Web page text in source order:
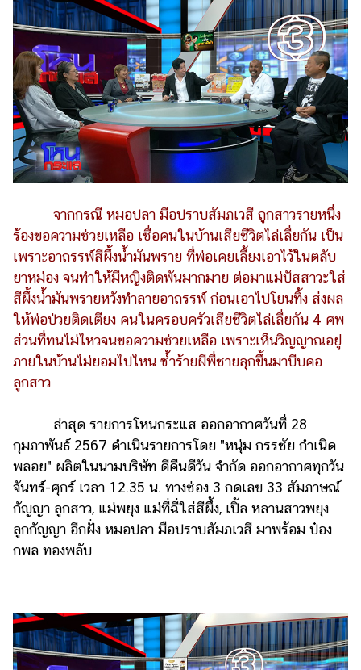
วง
ผู้
หญิง
ผู้ชาย
สุขภาพ
ท่อง
เที่ยว
อาหาร
ง่ายๆ
ช้อป
ปิ้ง
รถยนต์
บ้าน
และ
ตกแต่ง
มือ
ถือ
ราคา
ทอง
ราคา
วา
ไร
ตี้
จากกรณี หมอปลา มือปราบสัมภเวสี ถูกสาวรายหนึ่ง
ร้องขอความช่วยเหลือ เชื่อคนในบ้านเสียชีวิตไล่เลี่ยกัน เป็น
เพราะอาถรรพ์สีผึ้งน้ำมันพราย ที่พ่อเคยเลี้ยงเอาไว้ในตลับ
ยาหม่อง จนทำให้มีหญิงติดพันมากมาย ต่อมาแม่ปัสสาวะใส่
สีผึ้งน้ำมันพรายหวังทำลายอาถรรพ์ ก่อนเอาไปโยนทิ้ง ส่งผล
ให้พ่อป่วยติดเตียง คนในครอบครัวเสียชีวิตไล่เลี่ยกัน 4 ศพ
ส่วนที่ทนไม่ไหวจนขอความช่วยเหลือ เพราะเห็นวิญญาณอยู่
ภายในบ้านไม่ยอมไปไหน ซ้ำร้ายผีพี่ชายลุกขึ้นมาบีบคอ
ลูกสาว
ล่าสุด รายการโหนกระแส ออกอากาศวันที่ 28
กุมภาพันธ์ 2567 ดำเนินรายการโดย "หนุ่ม กรรชัย กำเนิด
พลอย" ผลิตในนามบริษัท ดีคืนดีวัน จำกัด ออกอากาศทุกวัน
จันทร์-ศุกร์ เวลา 12.35 น. ทางช่อง 3 กดเลข 33 สัมภาษณ์
กัญญา ลูกสาว, แม่พยุง แม่ที่ฉี่ใส่สีผึ้ง, เปิ้ล หลานสาวพยุง
ลูกกัญญา อีกฝั่ง หมอปลา มือปราบสัมภเวสี มาพร้อม ป๋อง
กพล ทองพลับ